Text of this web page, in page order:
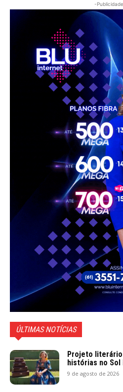
-
ÚLTIMAS NOTÍCIAS
Projeto literário
histórias no Sol
9 de agosto de 2026